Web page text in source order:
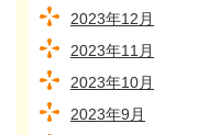
2023年12月
2023年11月
2023年10月
2023年9月